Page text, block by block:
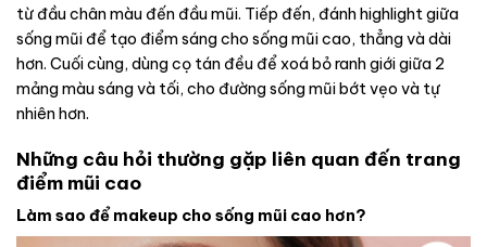
từ đầu chân màu đến đầu mũi. Tiếp đến, đánh highlight giữa
sống mũi để tạo điểm sáng cho sống mũi cao, thẳng và dài
hơn. Cuối cùng, dùng cọ tán đều để xoá bỏ ranh giới giữa 2
mảng màu sáng và tối, cho đường sống mũi bớt vẹo và tự
nhiên hơn.
Những câu hỏi thường gặp liên quan đến trang
điểm mũi cao
Làm sao để makeup cho sống mũi cao hơn?